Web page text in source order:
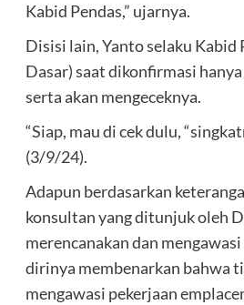
Kabid Pendas,” ujarnya.
Disisi lain, Yanto selaku Kabid
Dasar) saat dikonfirmasi
serta akan mengeceknya.
“Siap, mau di cek dulu,
(3/9/24).
Adapun berdasarkan
konsultan yang ditunjuk oleh
merencanakan dan
dirinya membenarkan bahwa
mengawasi pekerjaan